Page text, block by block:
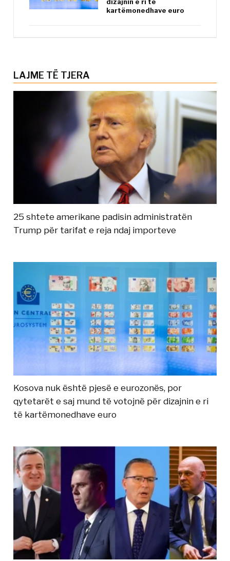
kartëmonedhave euro
LAJME TË TJERA
25 shtete amerikane padisin administratën
Trump për tarifat e reja ndaj importeve
Kosova nuk është pjesë e eurozonës, por
qytetarët e saj mund të votojnë për dizajnin e ri
të kartëmonedhave euro